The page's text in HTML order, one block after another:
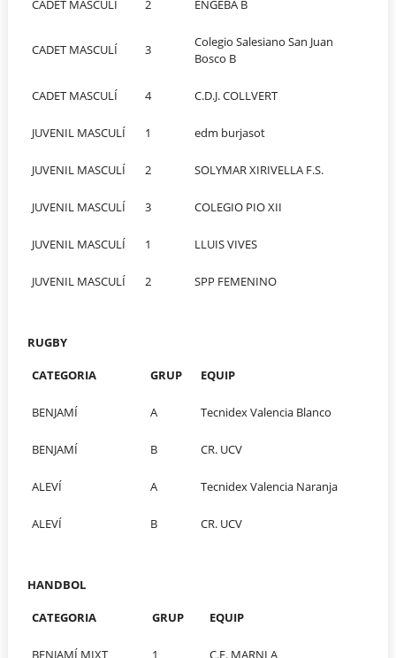
CADET MASCULÍ 2 ENGEBA B
CADET MASCULÍ 3
Colegio Salesiano San Juan
Bosco B
CADET MASCULÍ 4 C.D.J. COLLVERT
JUVENIL MASCULÍ 1 edm burjasot
JUVENIL MASCULÍ 2 SOLYMAR XIRIVELLA F.S.
JUVENIL MASCULÍ 3 COLEGIO PIO XII
JUVENIL MASCULÍ 1 LLUIS VIVES
JUVENIL MASCULÍ 2 SPP FEMENINO
RUGBY
CATEGORIA GRUP EQUIP
BENJAMÍ A Tecnidex Valencia Blanco
BENJAMÍ B CR. UCV
ALEVÍ A Tecnidex Valencia Naranja
ALEVÍ B CR. UCV
HANDBOL
CATEGORIA GRUP EQUIP
BENJAMÍ MIXT 1 C.E. MARNI A